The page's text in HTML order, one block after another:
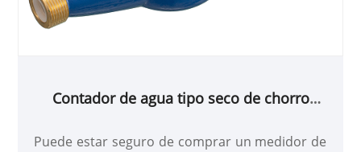
Contador de agua tipo seco de chorro
inductivo preequipado
Puede estar seguro de comprar un medidor de